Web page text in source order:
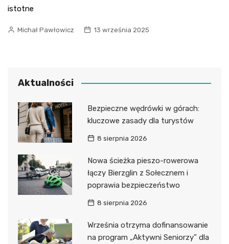
istotne
Michał Pawłowicz 13 września 2025
Aktualności
Bezpieczne wędrówki w górach:
kluczowe zasady dla turystów
8 sierpnia 2026
Nowa ścieżka pieszo-rowerowa
łączy Bierzglin z Sołecznem i
poprawia bezpieczeństwo
8 sierpnia 2026
Września otrzyma dofinansowanie
na program „Aktywni Seniorzy” dla